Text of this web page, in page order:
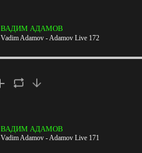
ВАДИМ АДАМОВ
Vadim Adamov - Adamov Live 172
ВАДИМ АДАМОВ
Vadim Adamov - Adamov Live 171